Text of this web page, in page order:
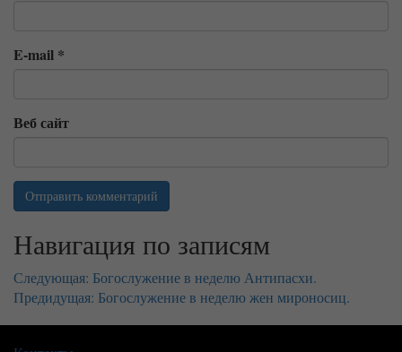
E-mail *
Веб сайт
Навигация по записям
Следующая: Богослужение в неделю Антипасхи.
Предидущая: Богослужение в неделю жен мироносиц.